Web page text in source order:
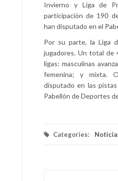
Invierno y Liga de
participación de 190
han disputado en el
Por su parte, la Liga
jugadores. Un total de
ligas: masculinas
femenina; y mixta.
disputado en las
Pabellón de Deportes
Categories: